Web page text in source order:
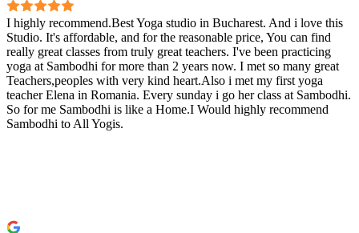
I highly recommend.Best Yoga studio in Bucharest. And i love this
Studio. It's affordable, and for the reasonable price, You can find
really great classes from truly great teachers. I've been practicing
yoga at Sambodhi for more than 2 years now. I met so many great
Teachers,peoples with very kind heart.Also i met my first yoga
teacher Elena in Romania. Every sunday i go her class at Sambodhi.
So for me Sambodhi is like a Home.I Would highly recommend
Sambodhi to All Yogis.